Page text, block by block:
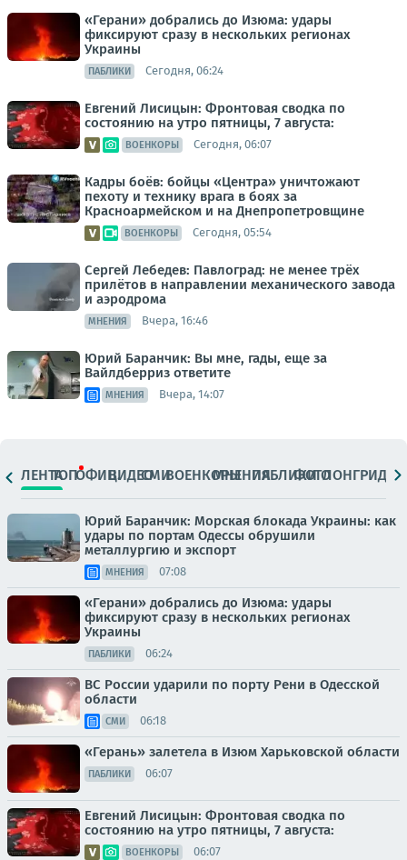
«Герани» добрались до Изюма: удары
фиксируют сразу в нескольких регионах
Украины
ПАБЛИКИ Сегодня, 06:24
Евгений Лисицын: Фронтовая сводка по
состоянию на утро пятницы, 7 августа:
ВОЕНКОРЫ Сегодня, 06:07
Кадры боёв: бойцы «Центра» уничтожают
пехоту и технику врага в боях за
Красноармейском и на Днепропетровщине
ВОЕНКОРЫ Сегодня, 05:54
Сергей Лебедев: Павлоград: не менее трёх
прилётов в направлении механического завода
и аэродрома
МНЕНИЯ Вчера, 16:46
Юрий Баранчик: Вы мне, гады, еще за
Вайлдберриз ответите
МНЕНИЯ Вчера, 14:07
ЛЕНТАТОПОФИЦ.ВИДЕОСМИВОЕНКОРЫМНЕНИЯПАБЛИКИ
ФОТОЛОНГРИДЫ
Юрий Баранчик: Морская блокада Украины: как
удары по портам Одессы обрушили
металлургию и экспорт
МНЕНИЯ 07:08
«Герани» добрались до Изюма: удары
фиксируют сразу в нескольких регионах
Украины
ПАБЛИКИ 06:24
ВС России ударили по порту Рени в Одесской
области
СМИ 06:18
«Герань» залетела в Изюм Харьковской области
ПАБЛИКИ 06:07
Евгений Лисицын: Фронтовая сводка по
состоянию на утро пятницы, 7 августа:
ВОЕНКОРЫ 06:07